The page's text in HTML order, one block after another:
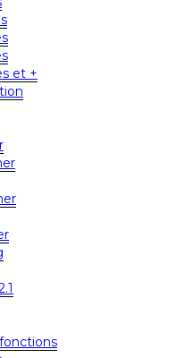
et +